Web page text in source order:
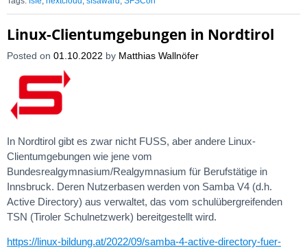
Linux-Clientumgebungen in Nordtirol
Posted on 01.10.2022 by Matthias Wallnöfer
In Nordtirol gibt es zwar nicht FUSS, aber andere Linux-
Clientumgebungen wie jene vom
Bundesrealgymnasium/Realgymnasium für Berufstätige in
Innsbruck. Deren Nutzerbasen werden von Samba V4 (d.h.
Active Directory) aus verwaltet, das vom schulübergreifenden
TSN (Tiroler Schulnetzwerk) bereitgestellt wird.
https://linux-bildung.at/2022/09/samba-4-active-directory-fuer-